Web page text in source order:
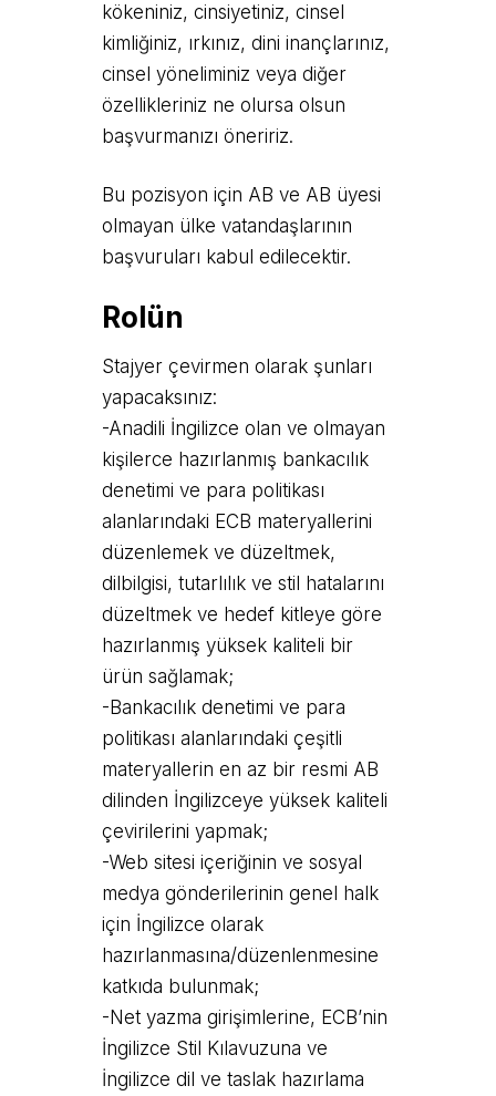
kökeniniz, cinsiyetiniz, cinsel
kimliğiniz, ırkınız, dini inançlarınız,
cinsel yöneliminiz veya diğer
özellikleriniz ne olursa olsun
başvurmanızı öneririz.
Bu pozisyon için AB ve AB üyesi
olmayan ülke vatandaşlarının
başvuruları kabul edilecektir.
Rolün
Stajyer çevirmen olarak şunları
yapacaksınız:
-Anadili İngilizce olan ve olmayan
kişilerce hazırlanmış bankacılık
denetimi ve para politikası
alanlarındaki ECB materyallerini
düzenlemek ve düzeltmek,
dilbilgisi, tutarlılık ve stil hatalarını
düzeltmek ve hedef kitleye göre
hazırlanmış yüksek kaliteli bir
ürün sağlamak;
-Bankacılık denetimi ve para
politikası alanlarındaki çeşitli
materyallerin en az bir resmi AB
dilinden İngilizceye yüksek kaliteli
çevirilerini yapmak;
-Web sitesi içeriğinin ve sosyal
medya gönderilerinin genel halk
için İngilizce olarak
hazırlanmasına/düzenlenmesine
katkıda bulunmak;
-Net yazma girişimlerine, ECB’nin
İngilizce Stil Kılavuzuna ve
İngilizce dil ve taslak hazırlama